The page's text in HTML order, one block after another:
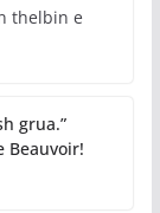
thelbin e
grua.”
Beauvoir!